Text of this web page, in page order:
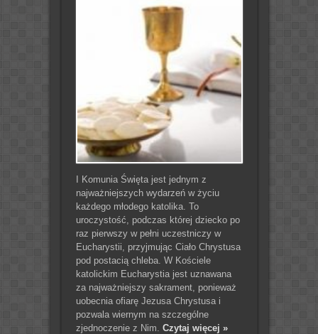
I Komunia Święta jest jednym z
najważniejszych wydarzeń w życiu
każdego młodego katolika. To
uroczystość, podczas której dziecko po
raz pierwszy w pełni uczestniczy w
Eucharystii, przyjmując Ciało Chrystusa
pod postacią chleba. W Kościele
katolickim Eucharystia jest uznawana
za najważniejszy sakrament, ponieważ
uobecnia ofiarę Jezusa Chrystusa i
pozwala wiernym na szczególne
zjednoczenie z Nim. Czytaj więcej »